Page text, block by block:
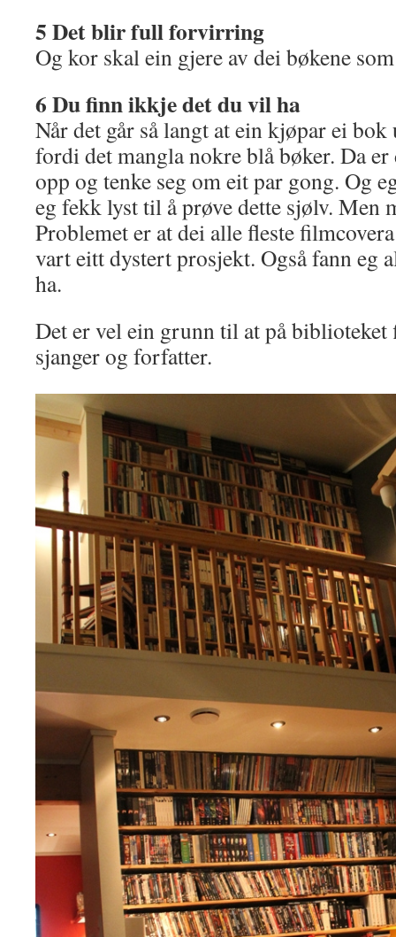
5 Det blir full forvirring
Og kor skal ein gjere av dei bøkene
6 Du finn ikkje det du vil ha
Når det går så langt at ein kjøpar ei
fordi det mangla nokre blå bøker. Da er
opp og tenke seg om eit par gong. Og
eg fekk lyst til å prøve dette sjølv. Men
Problemet er at dei alle fleste
vart eitt dystert prosjekt. Også fann eg
ha.
Det er vel ein grunn til at på biblioteket
sjanger og forfatter.